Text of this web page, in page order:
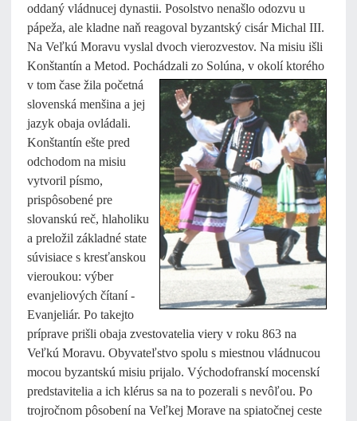
oddaný vládnucej dynastii. Posolstvo nenašlo odozvu u
pápeža, ale kladne naň reagoval byzantský cisár Michal III.
Na Veľkú Moravu vyslal dvoch vierozvestov. Na misiu išli
Konštantín a Metod. Pochádzali zo Solúna, v okolí ktorého
v tom čase žila početná
slovenská menšina a jej
jazyk obaja ovládali.
Konštantín ešte pred
odchodom na misiu
vytvoril písmo,
prispôsobené pre
slovanskú reč, hlaholiku
a preložil základné state
súvisiace s kresťanskou
vieroukou: výber
evanjeliových čítaní -
Evanjeliár. Po takejto
príprave prišli obaja zvestovatelia viery v roku 863 na
Veľkú Moravu. Obyvateľstvo spolu s miestnou vládnucou
mocou byzantskú misiu prijalo. Východofranskí mocenskí
predstavitelia a ich klérus sa na to pozerali s nevôľou. Po
trojročnom pôsobení na Veľkej Morave na spiatočnej ceste